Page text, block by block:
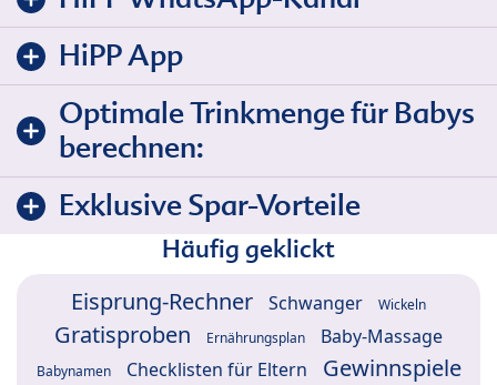
HiPP App
Optimale Trinkmenge für Babys
berechnen:
Exklusive Spar-Vorteile
Häufig geklickt
Eisprung-Rechner Schwanger Wickeln
Gratisproben Ernährungsplan Baby-Massage
Babynamen Checklisten für Eltern
Gewinnspiele